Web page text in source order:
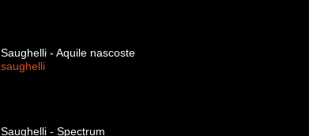
Saughelli - Aquile nascoste
saughelli
Saughelli - Spectrum